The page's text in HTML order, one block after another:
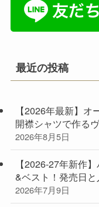
最近の投稿
【2026年最新】オ
開襟シャツで作る
2026年8月5日
【2026-27年新作
&ベスト！発売日
2026年7月9日